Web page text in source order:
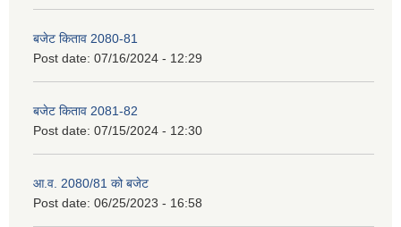
बजेट किताव 2080-81
Post date: 07/16/2024 - 12:29
बजेट किताव 2081-82
Post date: 07/15/2024 - 12:30
आ.व. 2080/81 को बजेट
Post date: 06/25/2023 - 16:58